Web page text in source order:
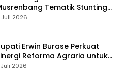
Tematik Stunting
RKPDes 2027
Juli 2026
Erwin Burase Perkuat
Reforma Agraria untuk
Hak Atas Tanah
2026